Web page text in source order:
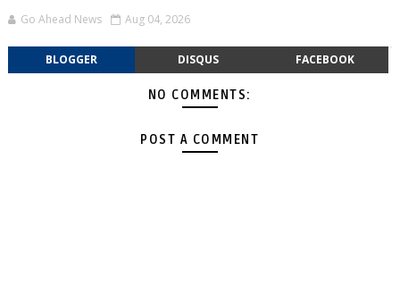
Go Ahead News Aug 04, 2026
BLOGGER DISQUS FACEBOOK
NO COMMENTS:
POST A COMMENT